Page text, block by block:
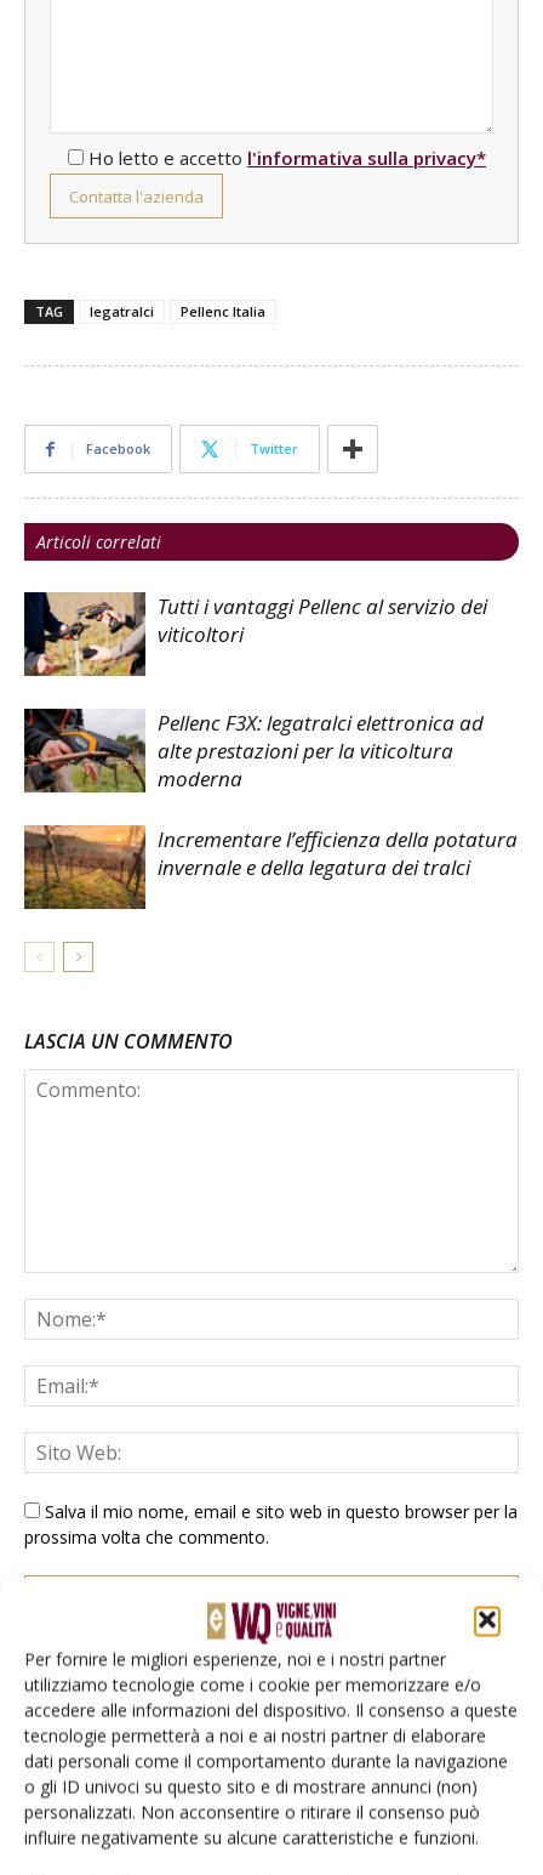
Per fornire le migliori esperienze, noi e i nostri partner
utilizziamo tecnologie come i cookie per memorizzare e/o
accedere alle informazioni del dispositivo. Il consenso a queste
tecnologie permetterà a noi e ai nostri partner di elaborare
dati personali come il comportamento durante la navigazione
o gli ID univoci su questo sito e di mostrare annunci (non)
personalizzati. Non acconsentire o ritirare il consenso può
influire negativamente su alcune caratteristiche e funzioni.
Ho letto e accetto l'informativa sulla privacy*
TAG legatralci Pellenc Italia
Facebook Twitter
Articoli correlati
Tutti i vantaggi Pellenc al servizio dei
viticoltori
Pellenc F3X: legatralci elettronica ad
alte prestazioni per la viticoltura
moderna
Incrementare l’efficienza della potatura
invernale e della legatura dei tralci
LASCIA UN COMMENTO
Salva il mio nome, email e sito web in questo browser per la
prossima volta che commento.
E-magazine
Tecniche, prodotti e servizi dalle aziende